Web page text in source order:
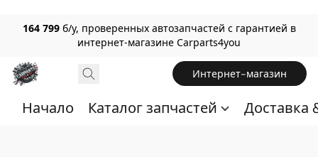
164 799 б/у, проверенных автозапчастей с гарантией в
интернет-магазине Carparts4you
Интернет-магазин
Начало Каталог запчастей Доставка